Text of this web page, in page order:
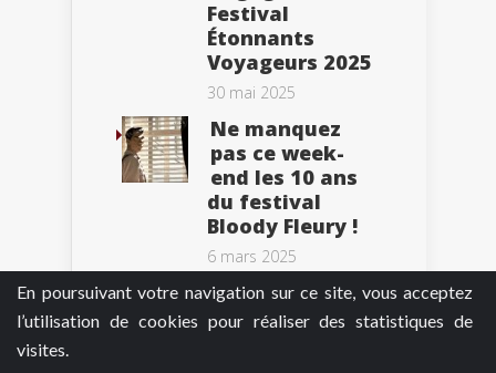
En poursuivant votre navigation sur ce site, vous acceptez
l’utilisation de cookies pour réaliser des statistiques de
visites.
Festival
Étonnants
Voyageurs 2025
30 mai 2025
Ne manquez
pas ce week-
end les 10 ans
du festival
Bloody Fleury !
6 mars 2025